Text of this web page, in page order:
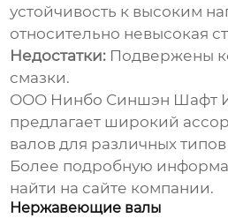
устойчивость к высоким
относительно невысокая
Недостатки: Подвержены
смазки.
ООО Нинбо Синшэн Шафт
предлагает широкий
валов для различных
Более подробную
найти на сайте компании.
Нержавеющие валы